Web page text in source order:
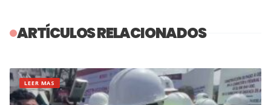
ARTÍCULOS RELACIONADOS
LEER MAS